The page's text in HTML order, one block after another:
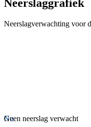
Neerslaggrafiek
Neerslagverwachting voor
Nu
Geen neerslag verwacht